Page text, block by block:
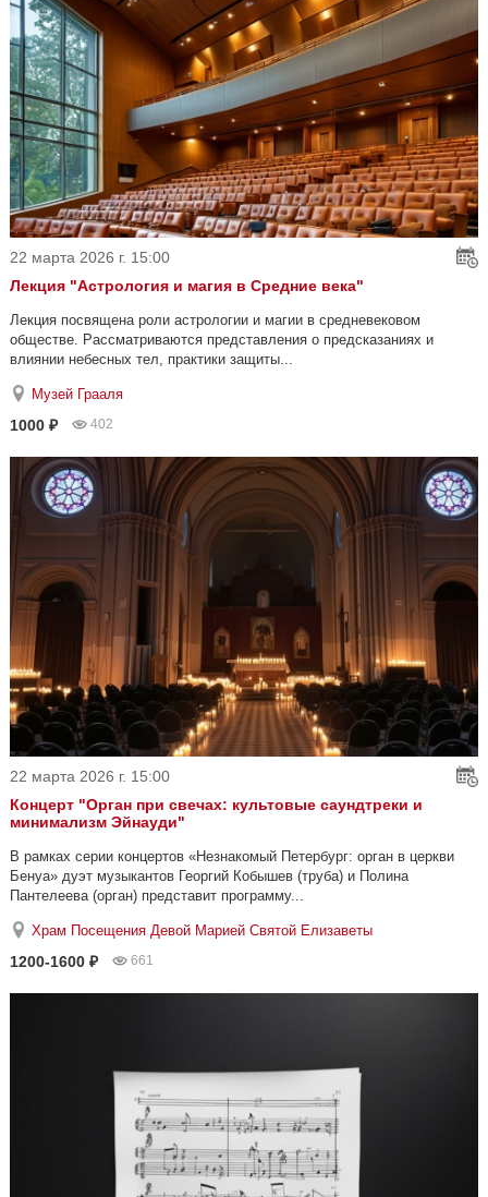
22 марта 2026 г. 15:00
Лекция "Астрология и магия в Средние века"
Лекция посвящена роли астрологии и магии в средневековом
обществе. Рассматриваются представления о предсказаниях и
влиянии небесных тел, практики защиты...
Музей Грааля
1000 ₽ 402
22 марта 2026 г. 15:00
Концерт "Орган при свечах: культовые саундтреки и
минимализм Эйнауди"
В рамках серии концертов «Незнакомый Петербург: орган в церкви
Бенуа» дуэт музыкантов Георгий Кобышев (труба) и Полина
Пантелеева (орган) представит программу...
Храм Посещения Девой Марией Святой Елизаветы
1200-1600 ₽ 661